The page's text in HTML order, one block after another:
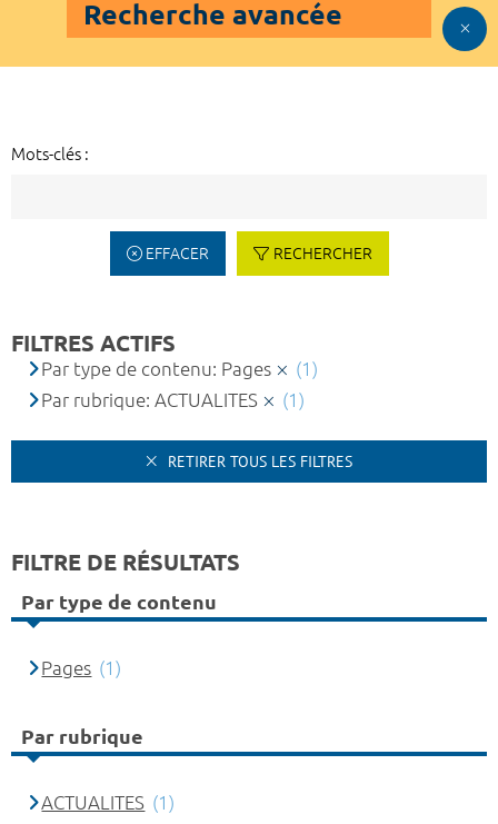
Recherche avancée
Mots-clés :
EFFACER RECHERCHER
FILTRES ACTIFS
Par type de contenu: Pages
(1)
Par rubrique: ACTUALITES
(1)
RETIRER TOUS LES FILTRES
FILTRE DE RÉSULTATS
Par type de contenu
Pages (1)
Par rubrique
ACTUALITES (1)